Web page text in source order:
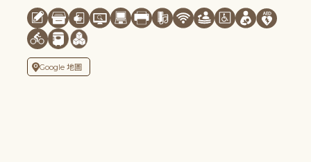
Google 地圖